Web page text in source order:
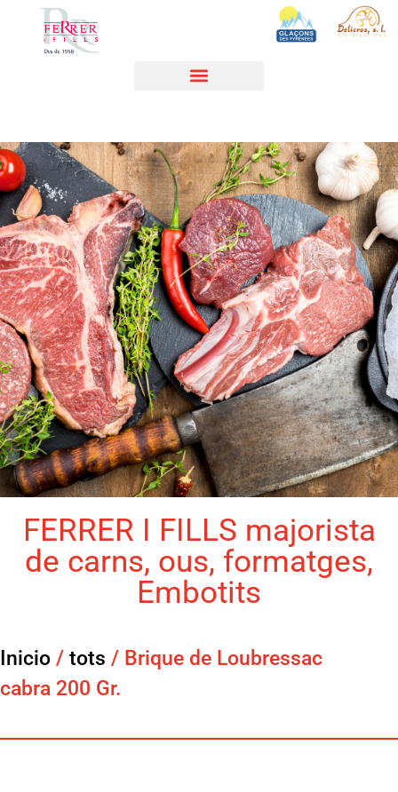
FERRER I FILLS majorista
de carns, ous, formatges,
Embotits
Inicio / tots / Brique de Loubressac
cabra 200 Gr.